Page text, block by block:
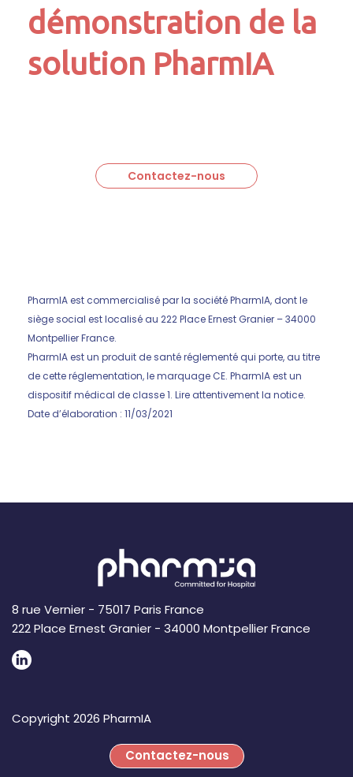
démonstration de la
solution PharmIA
Contactez-nous
PharmIA est commercialisé par la société PharmIA, dont le
siège social est localisé au 222 Place Ernest Granier – 34000
Montpellier France.
PharmIA est un produit de santé réglementé qui porte, au titre
de cette réglementation, le marquage CE. PharmIA est un
dispositif médical de classe 1. Lire attentivement la notice.
Date d’élaboration : 11/03/2021
8 rue Vernier - 75017 Paris France
222 Place Ernest Granier - 34000 Montpellier France
Copyright 2026 PharmIA
Contactez-nous